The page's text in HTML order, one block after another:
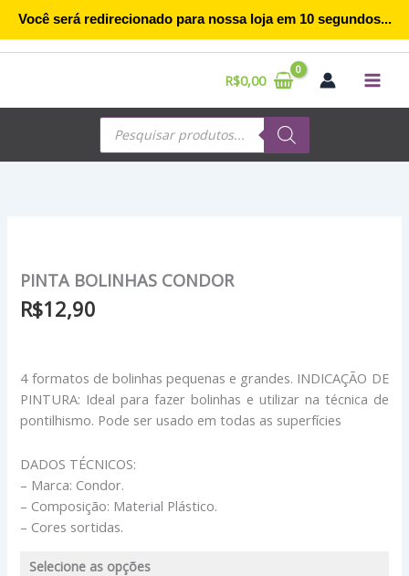
o
R$0,00
Pesquisar
produtos
PINTA BOLINHAS CONDOR
R$12,90
4 formatos de bolinhas pequenas e grandes. INDICAÇÃO DE
PINTURA: Ideal para fazer bolinhas e utilizar na técnica de
pontilhismo. Pode ser usado em todas as superfícies
DADOS TÉCNICOS:
– Marca: Condor.
– Composição: Material Plástico.
– Cores sortidas.
Selecione as opções
Você será redirecionado para nossa loja em 10segundos...